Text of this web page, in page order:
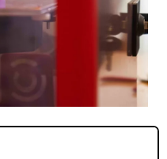
a képernyőn, a
sőt, sok gyerek